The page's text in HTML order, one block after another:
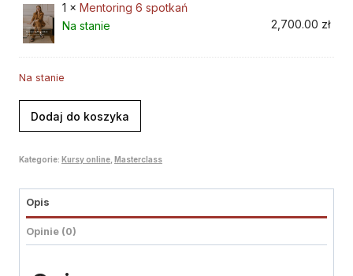
1 × Mentoring 6 spotkań
Na stanie
2,700.00 zł
Na stanie
mentoring
spotkań
Dodaj do koszyka
Kategorie: Kursy online Masterclass
Opis
Opinie (0)